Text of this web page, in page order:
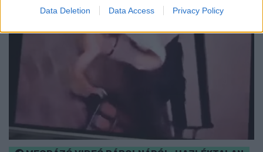
Data Deletion Data Access Privacy Policy